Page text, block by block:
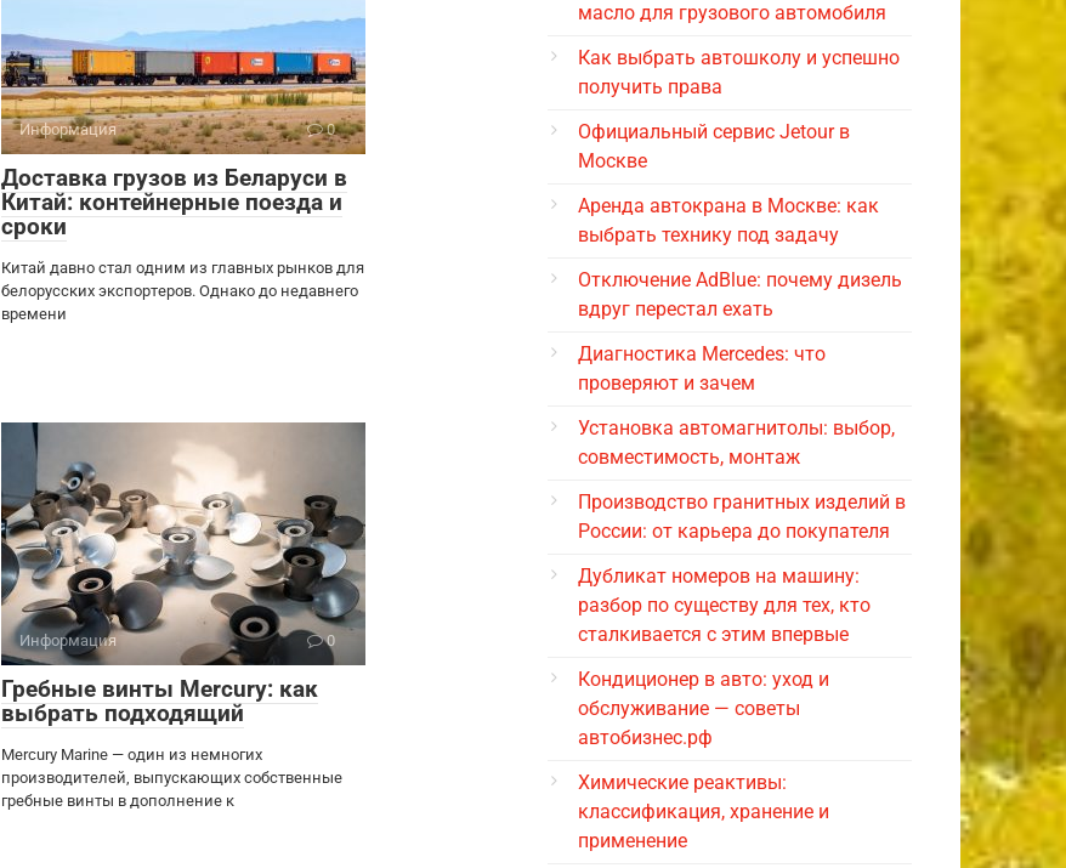
Информация 0
Доставка грузов из Беларуси в
Китай: контейнерные поезда и
сроки
Китай давно стал одним из главных рынков для
белорусских экспортеров. Однако до недавнего
времени
Информация 0
Гребные винты Mercury: как
выбрать подходящий
Mercury Marine — один из немногих
производителей, выпускающих собственные
гребные винты в дополнение к
масло для грузового автомобиля
Как выбрать автошколу и успешно
получить права
Официальный сервис Jetour в
Москве
Аренда автокрана в Москве: как
выбрать технику под задачу
Отключение AdBlue: почему дизель
вдруг перестал ехать
Диагностика Mercedes: что
проверяют и зачем
Установка автомагнитолы: выбор,
совместимость, монтаж
Производство гранитных изделий в
России: от карьера до покупателя
Дубликат номеров на машину:
разбор по существу для тех, кто
сталкивается с этим впервые
Кондиционер в авто: уход и
обслуживание — советы
автобизнес.рф
Химические реактивы:
классификация, хранение и
применение